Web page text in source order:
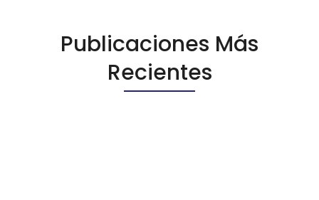
Publicaciones Más
Recientes